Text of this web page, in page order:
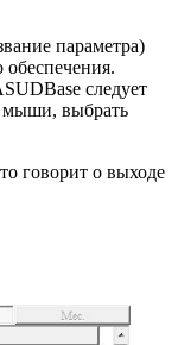
параметра)
следует
мыши, выбрать
говорит о выходе